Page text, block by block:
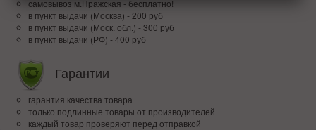
самовывоз м.Пражская - бесплатно!
в пункт выдачи (Москва) - 200 руб
в пункт выдачи (Моск. обл.) - 300 руб
в пункт выдачи (РФ) - 400 руб
Гарантии
гарантия качества товара
только подлинные товары от производителей
каждый товар проверяют перед отправкой